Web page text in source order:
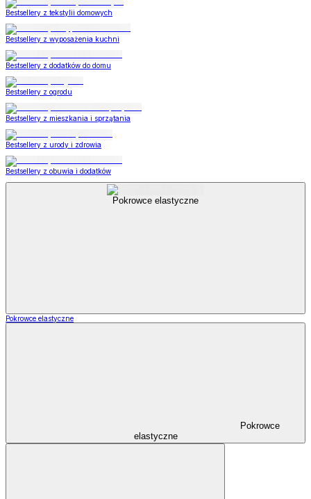
Bestsellery z tekstylii domowych
Bestsellery z wyposażenia kuchni
Bestsellery z dodatków do domu
Bestsellery z ogrodu
Bestsellery z mieszkania i sprzątania
Bestsellery z urody i zdrowia
Bestsellery z obuwia i dodatków
Pokrowce elastyczne
Pokrowce elastyczne
Pokrowce
elastyczne